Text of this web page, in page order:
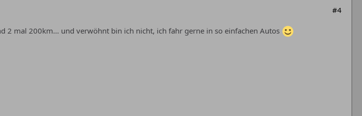
#4
2 mal 200km... und verwöhnt bin ich nicht, ich fahr gerne in so einfachen Autos